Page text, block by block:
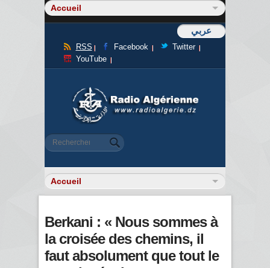
عربي
RSS Facebook
Twitter
YouTube
Formulaire de recherche
Rechercher
Berkani : « Nous sommes à
la croisée des chemins, il
faut absolument que tout le